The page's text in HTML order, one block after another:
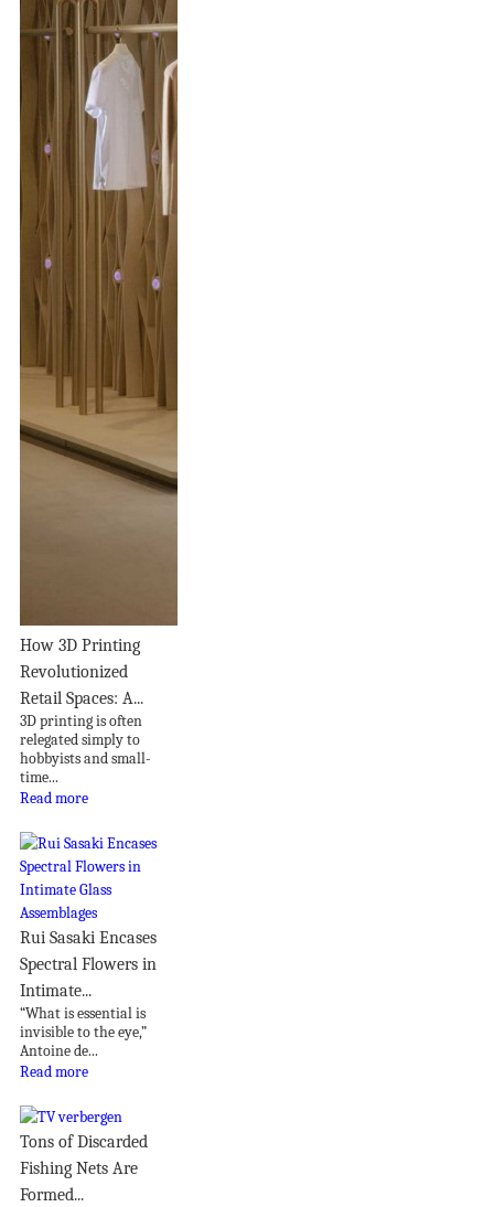
How 3D Printing
Revolutionized
Retail Spaces: A...
3D printing is often
relegated simply to
hobbyists and small-
time...
Read more
Rui Sasaki Encases
Spectral Flowers in
Intimate...
“What is essential is
invisible to the eye,”
Antoine de...
Read more
Tons of Discarded
Fishing Nets Are
Formed...